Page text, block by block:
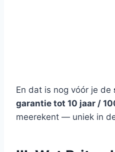
En dat is nog vóór je de
garantie tot 10 jaar /
meerekent — uniek in